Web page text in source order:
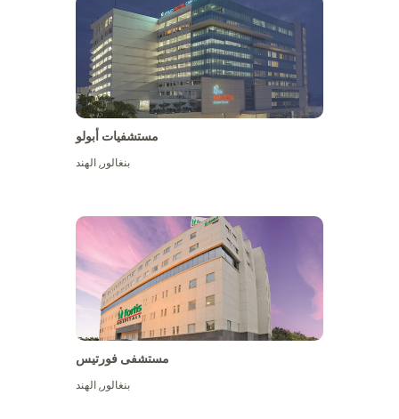
مستشفيات أبولو
بنغالور,الهند
مستشفى فورتيس
بنغالور,الهند